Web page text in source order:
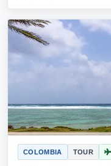
COLOMBIA TOUR